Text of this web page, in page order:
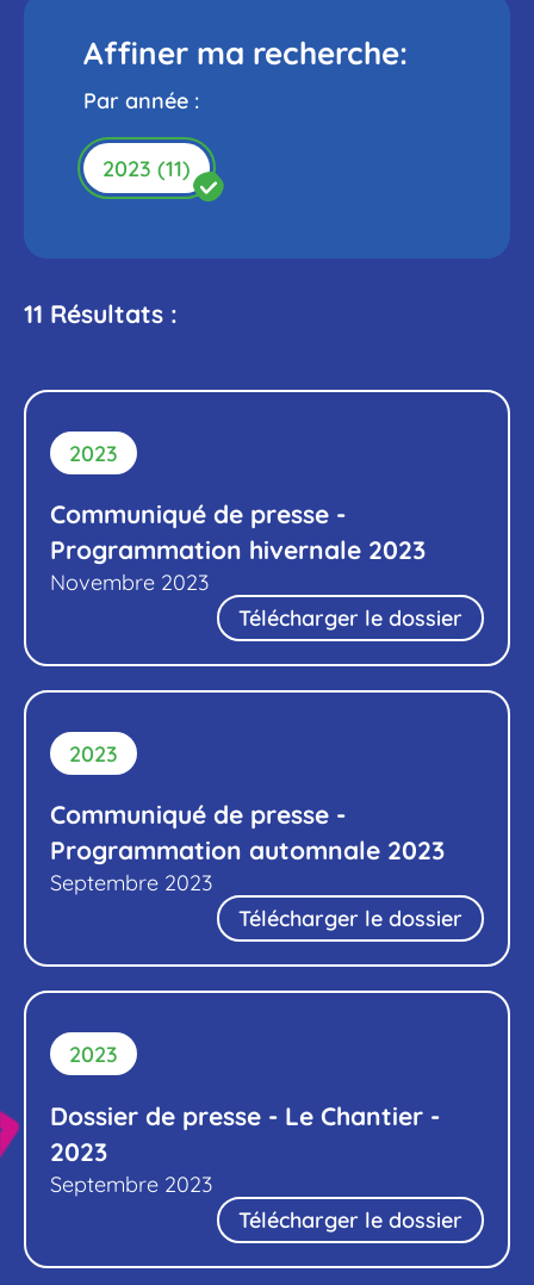
Affiner ma recherche:
Par année :
2023 (11) DÉSACTIVER
CE
11 Résultats :
2023
Communiqué de presse -
Programmation hivernale 2023
Novembre 2023
Télécharger le dossier
2023
Communiqué de presse -
Programmation automnale 2023
Septembre 2023
Télécharger le dossier
2023
Dossier de presse - Le Chantier -
2023
Septembre 2023
Télécharger le dossier